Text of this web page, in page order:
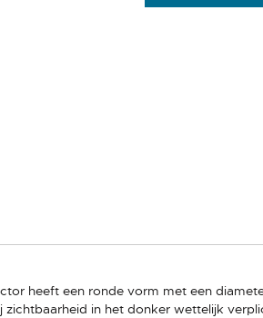
heeft een ronde vorm met een
zichtbaarheid in het donker wettelijk